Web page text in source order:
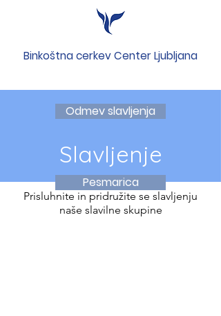
Binkoštna cerkev Center Ljubljana
Odmev slavljenja
Slavljenje
Pesmarica
Prisluhnite in pridružite se slavljenju
naše slavilne skupine